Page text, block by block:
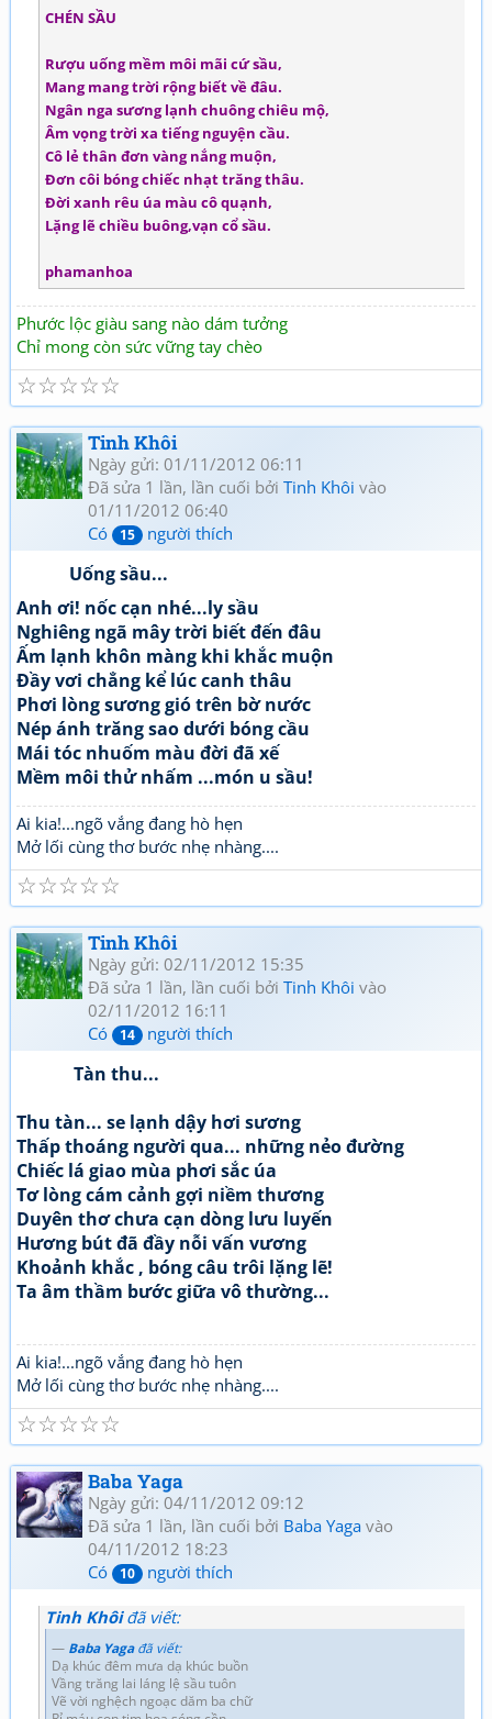
CHÉN SẦU
Rượu uống mềm môi mãi cứ sầu,
Mang mang trời rộng biết về đâu.
Ngân nga sương lạnh chuông chiêu mộ,
Âm vọng trời xa tiếng nguyện cầu.
Cô lẻ thân đơn vàng nắng muộn,
Đơn côi bóng chiếc nhạt trăng thâu.
Đời xanh rêu úa màu cô quạnh,
Lặng lẽ chiều buông,vạn cổ sầu.
phamanhoa
Phước lộc giàu sang nào dám tưởng
Chỉ mong còn sức vững tay chèo
☆
☆
☆
☆
☆
Tinh Khôi
Ngày gửi: 01/11/2012 06:11
Đã sửa 1 lần, lần cuối bởi Tinh Khôi vào
01/11/2012 06:40
Có
15 người thích
Uống sầu...
Anh ơi! nốc cạn nhé...ly sầu
Nghiêng ngã mây trời biết đến đâu
Ấm lạnh khôn màng khi khắc muộn
Đầy vơi chẳng kể lúc canh thâu
Phơi lòng sương gió trên bờ nước
Nép ánh trăng sao dưới bóng cầu
Mái tóc nhuốm màu đời đã xế
Mềm môi thử nhấm ...món u sầu!
Ai kia!...ngõ vắng đang hò hẹn
Mở lối cùng thơ bước nhẹ nhàng....
☆
☆
☆
☆
☆
Tinh Khôi
Ngày gửi: 02/11/2012 15:35
Đã sửa 1 lần, lần cuối bởi Tinh Khôi vào
02/11/2012 16:11
Có
14 người thích
Tàn thu...
Thu tàn... se lạnh dậy hơi sương
Thấp thoáng người qua... những nẻo đường
Chiếc lá giao mùa phơi sắc úa
Tơ lòng cám cảnh gợi niềm thương
Duyên thơ chưa cạn dòng lưu luyến
Hương bút đã đầy nỗi vấn vương
Khoảnh khắc , bóng câu trôi lặng lẽ!
Ta âm thầm bước giữa vô thường...
Ai kia!...ngõ vắng đang hò hẹn
Mở lối cùng thơ bước nhẹ nhàng....
☆
☆
☆
☆
☆
Baba Yaga
Ngày gửi: 04/11/2012 09:12
Đã sửa 1 lần, lần cuối bởi Baba Yaga vào
04/11/2012 18:23
Có
10 người thích
Tinh Khôiđã viết:
Baba Yagađã viết:
Dạ khúc đêm mưa dạ khúc buồn
Vầng trăng lai láng lệ sầu tuôn
Vẽ vời nghệch ngoạc dăm ba chữ